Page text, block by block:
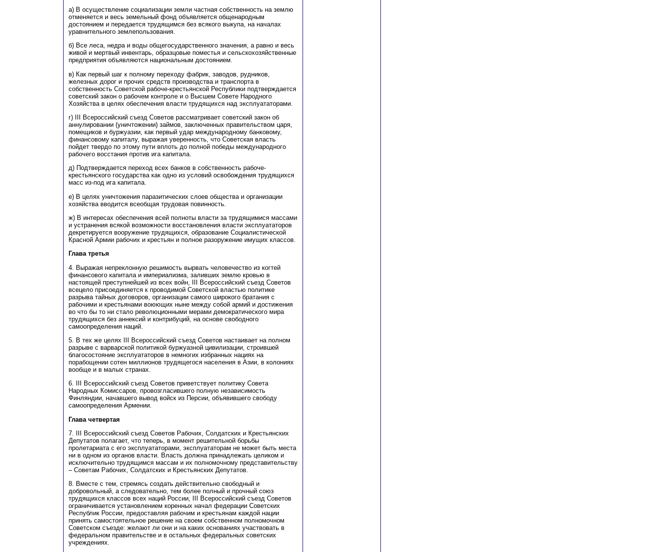
а) В осуществление социализации земли частная собственность на землю
отменяется и весь земельный фонд объявляется общенародным
достоянием и передается трудящимся без всякого выкупа, на началах
уравнительного землепользования.
б) Все леса, недра и воды общегосударственного значения, а равно и весь
живой и мертвый инвентарь, образцовые поместья и сельскохозяйственные
предприятия объявляются национальным достоянием.
в) Как первый шаг к полному переходу фабрик, заводов, рудников,
железных дорог и прочих средств производства и транспорта в
собственность Советской рабоче-крестьянской Республики подтверждается
советский закон о рабочем контроле и о Высшем Совете Народного
Хозяйства в целях обеспечения власти трудящихся над эксплуататорами.
г) III Всероссийский съезд Советов рассматривает советский закон об
аннулировании (уничтожении) займов, заключенных правительством царя,
помещиков и буржуазии, как первый удар международному банковому,
финансовому капиталу, выражая уверенность, что Советская власть
пойдет твердо по этому пути вплоть до полной победы международного
рабочего восстания против ига капитала.
д) Подтверждается переход всех банков в собственность рабоче-
крестьянского государства как одно из условий освобождения трудящихся
масс из-под ига капитала.
е) В целях уничтожения паразитических слоев общества и организации
хозяйства вводится всеобщая трудовая повинность.
ж) В интересах обеспечения всей полноты власти за трудящимися массами
и устранения всякой возможности восстановления власти эксплуататоров
декретируется вооружение трудящихся, образование Социалистической
Красной Армии рабочих и крестьян и полное разоружение имущих классов.
Глава третья
4. Выражая непреклонную решимость вырвать человечество из когтей
финансового капитала и империализма, заливших землю кровью в
настоящей преступнейшей из всех войн, III Всероссийский съезд Советов
всецело присоединяется к проводимой Советской властью политике
разрыва тайных договоров, организации самого широкого братания с
рабочими и крестьянами воюющих ныне между собой армий и достижения
во что бы то ни стало революционными мерами демократического мира
трудящихся без аннексий и контрибуций, на основе свободного
самоопределения наций.
5. В тех же целях III Всероссийский съезд Советов настаивает на полном
разрыве с варварской политикой буржуазной цивилизации, строившей
благосостояние эксплуататоров в немногих избранных нациях на
порабощении сотен миллионов трудящегося населения в Азии, в колониях
вообще и в малых странах.
6. III Всероссийский съезд Советов приветствует политику Совета
Народных Комиссаров, провозгласившего полную независимость
Финляндии, начавшего вывод войск из Персии, объявившего свободу
самоопределения Армении.
Глава четвертая
7. III Всероссийский съезд Советов Рабочих, Солдатских и Крестьянских
Депутатов полагает, что теперь, в момент решительной борьбы
пролетариата с его эксплуататорами, эксплуататорам не может быть места
ни в одном из органов власти. Власть должна принадлежать целиком и
исключительно трудящимся массам и их полномочному представительству
– Советам Рабочих, Солдатских и Крестьянских Депутатов.
8. Вместе с тем, стремясь создать действительно свободный и
добровольный, а следовательно, тем более полный и прочный союз
трудящихся классов всех наций России, III Всероссийский съезд Советов
ограничивается установлением коренных начал федерации Советских
Республик России, предоставляя рабочим и крестьянам каждой нации
принять самостоятельное решение на своем собственном полномочном
Советском съезде: желают ли они и на каких основаниях участвовать в
федеральном правительстве и в остальных федеральных советских
учреждениях.